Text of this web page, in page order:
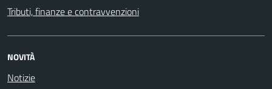
Tributi, finanze e contravvenzioni
NOVITÀ
Notizie